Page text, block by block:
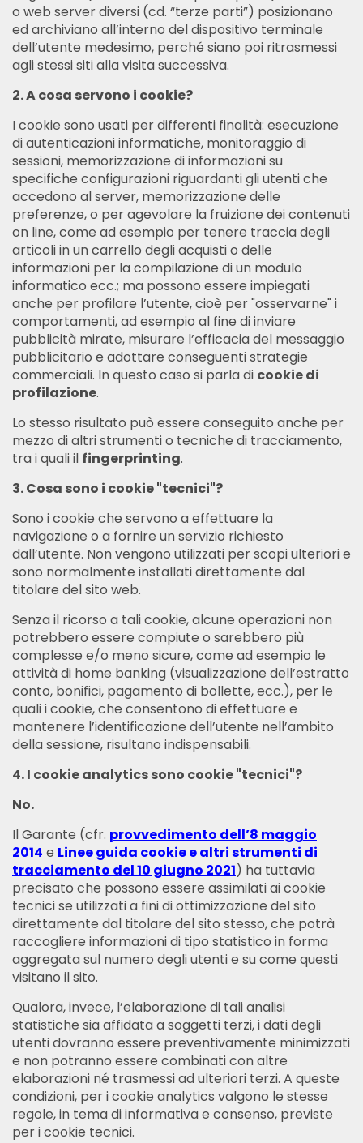
o web server diversi (cd. “terze parti”) posizionano
ed archiviano all’interno del dispositivo terminale
dell’utente medesimo, perché siano poi ritrasmessi
agli stessi siti alla visita successiva.
2. A cosa servono i cookie?
I cookie sono usati per differenti finalità: esecuzione
di autenticazioni informatiche, monitoraggio di
sessioni, memorizzazione di informazioni su
specifiche configurazioni riguardanti gli utenti che
accedono al server, memorizzazione delle
preferenze, o per agevolare la fruizione dei contenuti
on line, come ad esempio per tenere traccia degli
articoli in un carrello degli acquisti o delle
informazioni per la compilazione di un modulo
informatico ecc.; ma possono essere impiegati
anche per profilare l’utente, cioè per "osservarne" i
comportamenti, ad esempio al fine di inviare
pubblicità mirate, misurare l’efficacia del messaggio
pubblicitario e adottare conseguenti strategie
commerciali. In questo caso si parla di cookie di
profilazione.
Lo stesso risultato può essere conseguito anche per
mezzo di altri strumenti o tecniche di tracciamento,
tra i quali il fingerprinting.
3. Cosa sono i cookie "tecnici"?
Sono i cookie che servono a effettuare la
navigazione o a fornire un servizio richiesto
dall’utente. Non vengono utilizzati per scopi ulteriori e
sono normalmente installati direttamente dal
titolare del sito web.
Senza il ricorso a tali cookie, alcune operazioni non
potrebbero essere compiute o sarebbero più
complesse e/o meno sicure, come ad esempio le
attività di home banking (visualizzazione dell’estratto
conto, bonifici, pagamento di bollette, ecc.), per le
quali i cookie, che consentono di effettuare e
mantenere l’identificazione dell’utente nell’ambito
della sessione, risultano indispensabili.
4. I cookie analytics sono cookie "tecnici"?
No.
Il Garante (cfr. provvedimento dell’8 maggio
2014 e Linee guida cookie e altri strumenti di
tracciamento del 10 giugno 2021) ha tuttavia
precisato che possono essere assimilati ai cookie
tecnici se utilizzati a fini di ottimizzazione del sito
direttamente dal titolare del sito stesso, che potrà
raccogliere informazioni di tipo statistico in forma
aggregata sul numero degli utenti e su come questi
visitano il sito.
Qualora, invece, l’elaborazione di tali analisi
statistiche sia affidata a soggetti terzi, i dati degli
utenti dovranno essere preventivamente minimizzati
e non potranno essere combinati con altre
elaborazioni né trasmessi ad ulteriori terzi. A queste
condizioni, per i cookie analytics valgono le stesse
regole, in tema di informativa e consenso, previste
per i cookie tecnici.